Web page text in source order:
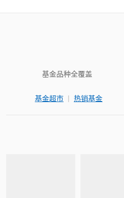
基金品种全覆盖
基金超市 | 热销基金